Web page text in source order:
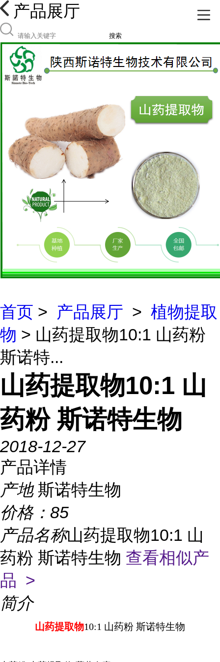
产品展厅
搜索
首页 > 产品展厅 > 植物提取
物 > 山药提取物10:1 山药粉
斯诺特...
山药提取物10:1 山
药粉 斯诺特生物
2018-12-27
产品详情
产地 斯诺特生物
价格： 85
产品名称山药提取物10:1 山
药粉 斯诺特生物 查看相似产
品 >
简介
山药提取物10:1 山药粉 斯诺特生物